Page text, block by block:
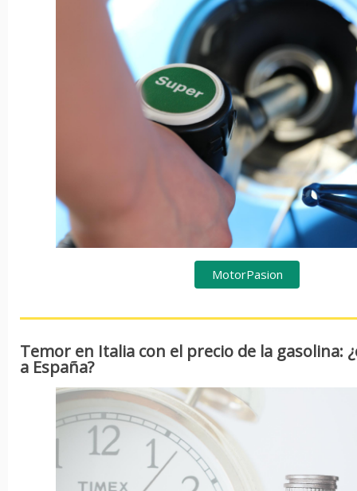
MotorPasion
Temor en Italia con el precio de la gasolina:
a España?